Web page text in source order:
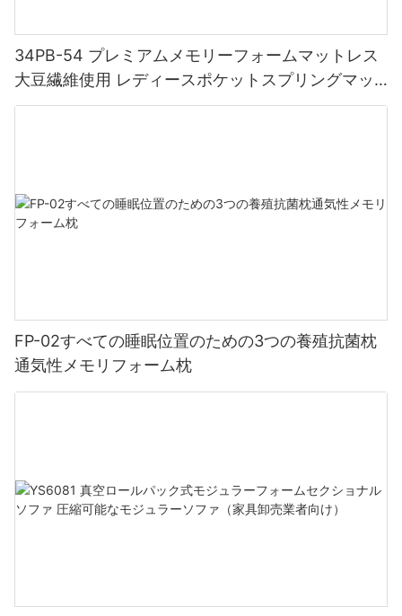
34PB-54 プレミアムメモリーフォームマットレス
大豆繊維使用 レディースポケットスプリングマッ
トレス（フォームエンケースメント付き） - JLH
FP-02すべての睡眠位置のための3つの養殖抗菌枕
通気性メモリフォーム枕